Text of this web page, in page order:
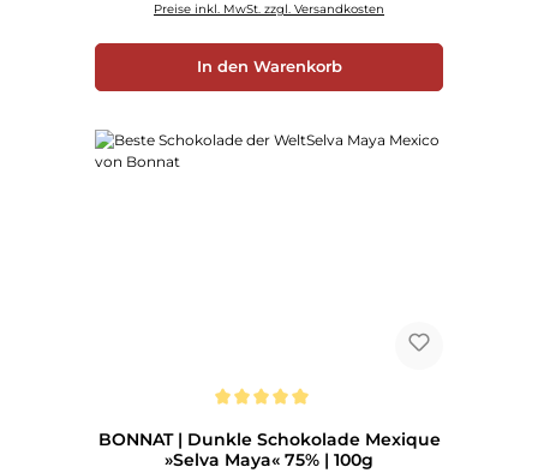
Preise inkl. MwSt. zzgl. Versandkosten
In den Warenkorb
BONNAT | Dunkle Schokolade Mexique
»Selva Maya« 75% | 100g